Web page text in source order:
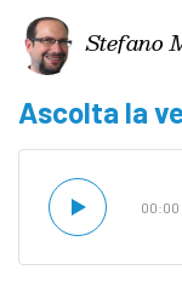
Stefano
Ascolta la
00:00